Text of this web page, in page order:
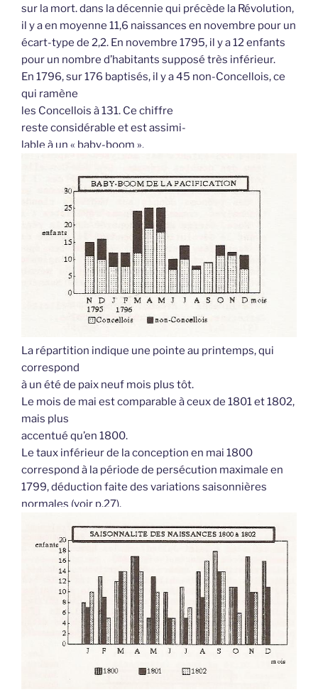
sur la mort. dans la décennie qui précède la Révolution,
il y a en moyenne 11,6 naissances en novembre pour un
écart-type de 2,2. En novembre 1795, il y a 12 enfants
pour un nombre d’habitants supposé très inférieur.
En 1796, sur 176 baptisés, il y a 45 non-Concellois, ce
qui ramène
les Concellois à 131. Ce chiffre
reste considérable et est assimi-
lable à un « baby-boom ».
La répartition indique une pointe au printemps, qui
correspond
à un été de paix neuf mois plus tôt.
Le mois de mai est comparable à ceux de 1801 et 1802,
mais plus
accentué qu’en 1800.
Le taux inférieur de la conception en mai 1800
correspond à la période de persécution maximale en
1799, déduction faite des variations saisonnières
normales (voir p.27).